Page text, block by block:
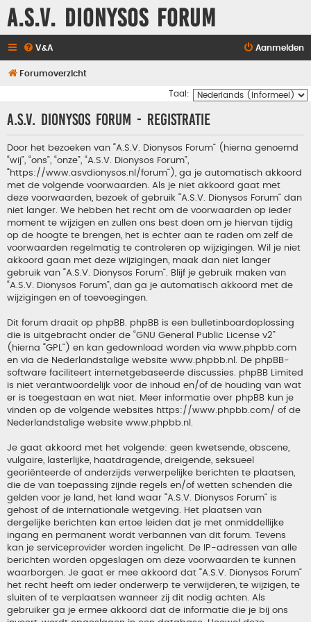
A.S.V. Dionysos Forum
V&A Aanmelden
Forumoverzicht
Taal:
A.S.V. Dionysos Forum - Registratie
Door het bezoeken van “A.S.V. Dionysos Forum” (hierna genoemd
“wij”, “ons”, “onze”, “A.S.V. Dionysos Forum”,
“https://www.asvdionysos.nl/forum”), ga je automatisch akkoord
met de volgende voorwaarden. Als je niet akkoord gaat met
deze voorwaarden, bezoek of gebruik “A.S.V. Dionysos Forum” dan
niet langer. We hebben het recht om de voorwaarden op ieder
moment te wijzigen en zullen ons best doen om je hiervan tijdig
op de hoogte te brengen, het is echter aan te raden om zelf de
voorwaarden regelmatig te controleren op wijzigingen. Wil je niet
akkoord gaan met deze wijzigingen, maak dan niet langer
gebruik van “A.S.V. Dionysos Forum”. Blijf je gebruik maken van
“A.S.V. Dionysos Forum”, dan ga je automatisch akkoord met de
wijzigingen en of toevoegingen.
Dit forum draait op phpBB. phpBB is een bulletinboardoplossing
die is uitgebracht onder de “GNU General Public License v2”
(hierna “GPL”) en kan gedownload worden via www.phpbb.com
en via de Nederlandstalige website www.phpbb.nl . De phpBB-
software faciliteert internetgebaseerde discussies. phpBB Limited
is niet verantwoordelijk voor de inhoud en/of de houding van wat
er is toegestaan en wat niet. Meer informatie over phpBB kun je
vinden op de volgende websites https://www.phpbb.com/ of de
Nederlandstalige website www.phpbb.nl
Je gaat akkoord met het volgende: geen kwetsende, obscene,
vulgaire, lasterlijke, haatdragende, dreigende, seksueel
georiënteerde of anderzijds verwerpelijke berichten te plaatsen,
die de van toepassing zijnde regels en/of wetten schenden die
gelden voor je land, het land waar “A.S.V. Dionysos Forum” is
gehost of de internationale wetgeving. Het plaatsen van
dergelijke berichten kan ertoe leiden dat je met onmiddellijke
ingang en permanent wordt verbannen van dit forum. Tevens
kan je serviceprovider worden ingelicht. De IP-adressen van alle
berichten worden opgeslagen om deze voorwaarden te kunnen
waarborgen. Je gaat er mee akkoord dat “A.S.V. Dionysos Forum”
het recht heeft om ieder onderwerp te verwijderen, te wijzigen, te
sluiten of te verplaatsen wanneer zij dit nodig achten. Als
gebruiker ga je ermee akkoord dat de informatie die je bij ons